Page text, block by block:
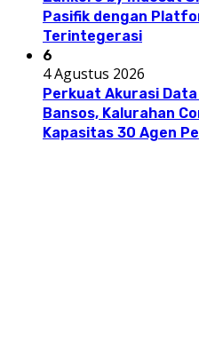
Pasifik dengan
Terintegerasi
6
4 Agustus 2026
Perkuat Akurasi
Bansos, Kalurahan
Kapasitas 30 Agen